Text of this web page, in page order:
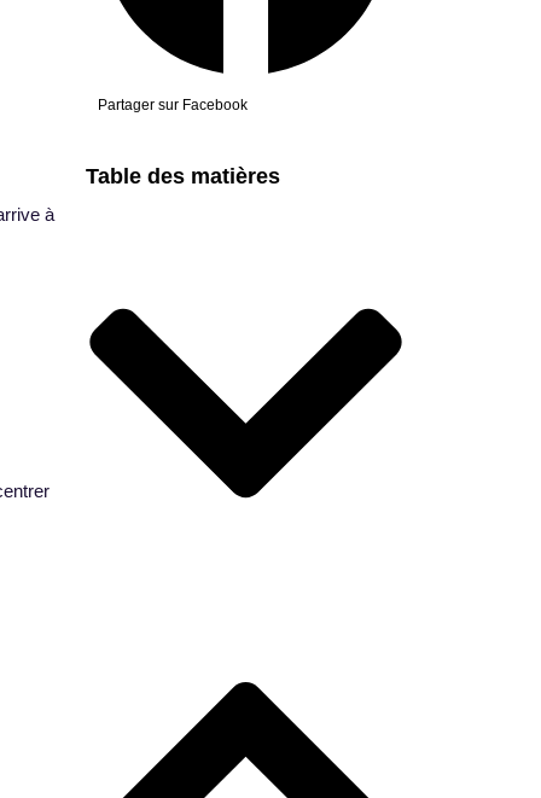
à
Partager sur Facebook
Table des matières